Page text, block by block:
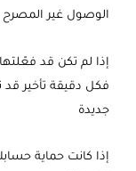
الوصول غير المصرح
إذا لم تكن قد
فكل دقيقة تأخير قد
جديدة